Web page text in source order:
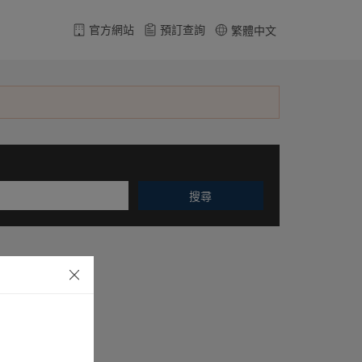
官方網站 預訂查詢 繁體中文
搜尋